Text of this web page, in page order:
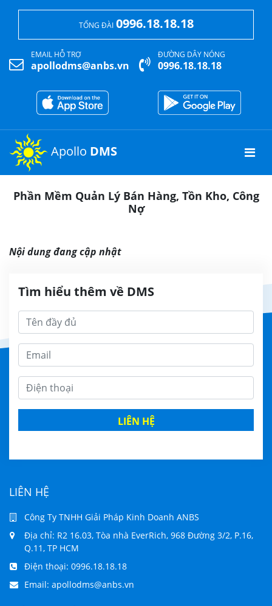
TỔNG ĐÀI 0996.18.18.18
EMAIL HỖ TRỢ
apollodms@anbs.vn
ĐƯỜNG DÂY NÓNG
0996.18.18.18
Apollo DMS
Phần Mềm Quản Lý Bán Hàng, Tồn Kho, Công
Nợ
Nội dung đang cập nhật
Tìm hiểu thêm về DMS
LIÊN HỆ
LIÊN HỆ
Công Ty TNHH Giải Pháp Kinh Doanh ANBS
Địa chỉ: R2 16.03, Tòa nhà EverRich, 968 Đường 3/2, P.16,
Q.11, TP HCM
Điện thoại: 0996.18.18.18
Email: apollodms@anbs.vn